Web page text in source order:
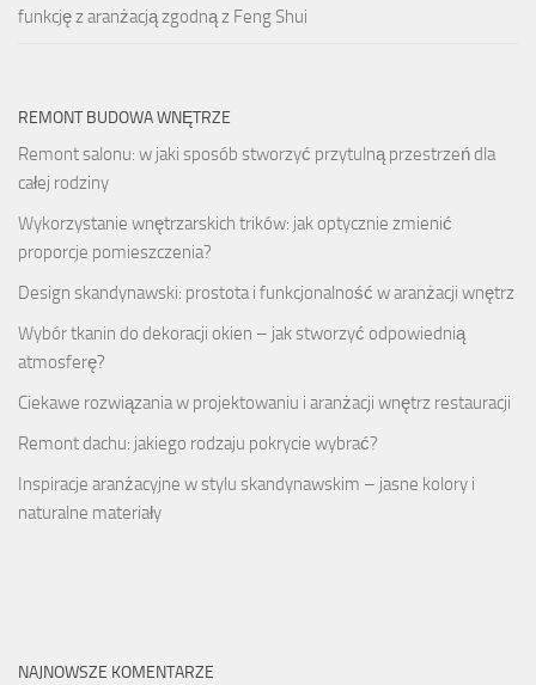
funkcję z aranżacją zgodną z Feng Shui
REMONT BUDOWA WNĘTRZE
Remont salonu: w jaki sposób stworzyć przytulną przestrzeń dla
całej rodziny
Wykorzystanie wnętrzarskich trików: jak optycznie zmienić
proporcje pomieszczenia?
Design skandynawski: prostota i funkcjonalność w aranżacji wnętrz
Wybór tkanin do dekoracji okien – jak stworzyć odpowiednią
atmosferę?
Ciekawe rozwiązania w projektowaniu i aranżacji wnętrz restauracji
Remont dachu: jakiego rodzaju pokrycie wybrać?
Inspiracje aranżacyjne w stylu skandynawskim – jasne kolory i
naturalne materiały
NAJNOWSZE KOMENTARZE